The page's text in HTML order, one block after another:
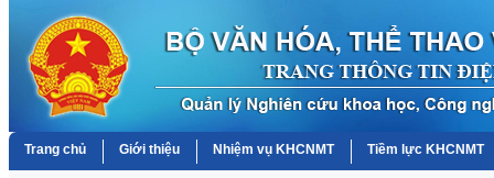
Trang chủ Giới thiệu Nhiệm vụ KHCNMT Tiềm lực KHCNMT